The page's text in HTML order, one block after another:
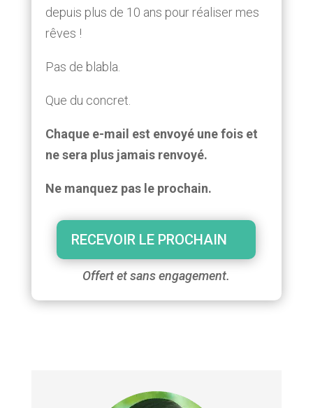
depuis plus de 10 ans pour réaliser mes
rêves !
Pas de blabla.
Que du concret.
Chaque e-mail est envoyé une fois et
ne sera plus jamais renvoyé.
Ne manquez pas le prochain.
RECEVOIR LE PROCHAIN
Offert et sans engagement.